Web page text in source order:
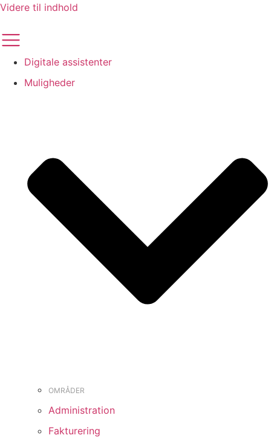
Videre til indhold
Digitale assistenter
Muligheder
OMRÅDER
Administration
Fakturering